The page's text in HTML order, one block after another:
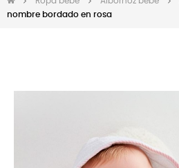
nombre bordado en rosa